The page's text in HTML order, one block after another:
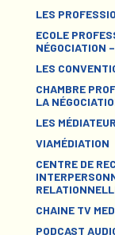
LES
ECOLE
NÉGOCIATION
LES
CHAMBRE
LA
LES
VIAMÉDIATION
CENTRE DE
CHAINE TV
PODCAST